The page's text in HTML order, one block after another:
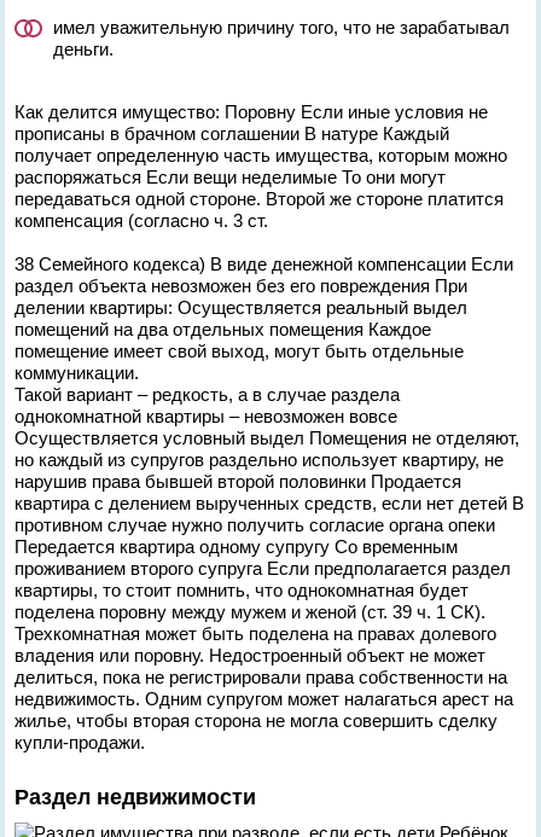
имел уважительную причину того, что не зарабатывал
деньги.
Как делится имущество: Поровну Если иные условия не
прописаны в брачном соглашении В натуре Каждый
получает определенную часть имущества, которым можно
распоряжаться Если вещи неделимые То они могут
передаваться одной стороне. Второй же стороне платится
компенсация (согласно ч. 3 ст.
38 Семейного кодекса) В виде денежной компенсации Если
раздел объекта невозможен без его повреждения При
делении квартиры: Осуществляется реальный выдел
помещений на два отдельных помещения Каждое
помещение имеет свой выход, могут быть отдельные
коммуникации.
Такой вариант – редкость, а в случае раздела
однокомнатной квартиры – невозможен вовсе
Осуществляется условный выдел Помещения не отделяют,
но каждый из супругов раздельно использует квартиру, не
нарушив права бывшей второй половинки Продается
квартира с делением вырученных средств, если нет детей В
противном случае нужно получить согласие органа опеки
Передается квартира одному супругу Со временным
проживанием второго супруга Если предполагается раздел
квартиры, то стоит помнить, что однокомнатная будет
поделена поровну между мужем и женой (ст. 39 ч. 1 СК).
Трехкомнатная может быть поделена на правах долевого
владения или поровну. Недостроенный объект не может
делиться, пока не регистрировали права собственности на
недвижимость. Одним супругом может налагаться арест на
жилье, чтобы вторая сторона не могла совершить сделку
купли-продажи.
Раздел недвижимости
Ребёнок